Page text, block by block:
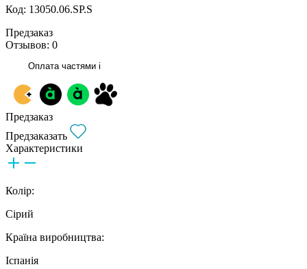
Код: 13050.06.SP.S
Предзаказ
Отзывов: 0
Оплата частями i
Предзаказ
Предзаказать
Характеристики
Колір:
Сірий
Країна виробництва:
Іспанія